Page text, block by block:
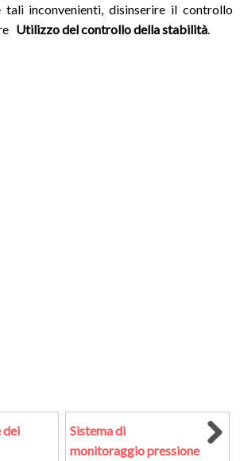
tali inconvenienti, disinserire il controllo
Utilizzo del controllo della stabilità.
dei
Sistema di
monitoraggio pressione